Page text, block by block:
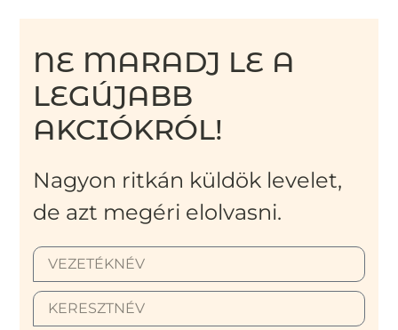
NE MARADJ LE A
LEGÚJABB
AKCIÓKRÓL!
Nagyon ritkán küldök levelet,
de azt megéri elolvasni.